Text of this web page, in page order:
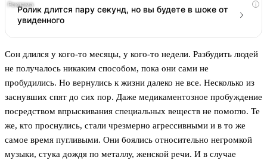
i
Ролик длится пару секунд, но вы будете в шоке от
увиденного
Сон длился у кого-то месяцы, у кого-то недели. Разбудить людей
не получалось никаким способом, пока они сами не
пробудились. Но вернулись к жизни далеко не все. Несколько из
заснувших спят до сих пор. Даже медикаментозное пробуждение
посредством впрыскивания специальных веществ не помогло. Те
же, кто проснулись, стали чрезмерно агрессивными и в то же
самое время пугливыми. Они боялись относительно негромкой
музыки, стука дождя по металлу, женской речи. И в случае